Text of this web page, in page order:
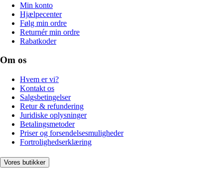
Min konto
Hjælpecenter
Følg min ordre
Returnér min ordre
Rabatkoder
Om os
Hvem er vi?
Kontakt os
Salgsbetingelser
Retur & refundering
Juridiske oplysninger
Betalingsmetoder
Priser og forsendelsesmuligheder
Fortrolighedserklæring
Vores butikker